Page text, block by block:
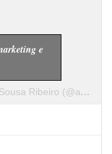
Uma publicação partilhada por Susana Sousa Ribeiro (@a.cachopa)
e